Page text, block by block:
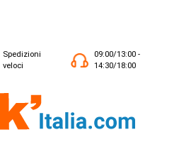
Spedizioni
veloci
09:00/13:00 -
14:30/18:00